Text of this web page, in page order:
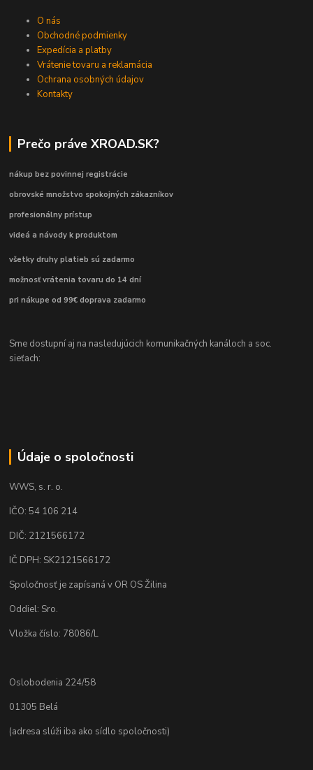
O nás
Obchodné podmienky
Expedícia a platby
Vrátenie tovaru a reklamácia
Ochrana osobných údajov
Kontakty
Prečo práve XROAD.SK?
nákup bez povinnej registrácie
obrovské množstvo spokojných zákazníkov
profesionálny prístup
videá a návody k produktom
všetky druhy platieb sú zadarmo
možnosť vrátenia tovaru do 14 dní
pri nákupe od 99€ doprava zadarmo
Sme dostupní aj na nasledujúcich komunikačných kanáloch a soc.
sieťach:
Údaje o spoločnosti
WWS, s. r. o.
IČO: 54 106 214
DIČ: 2121566172
IČ DPH: SK2121566172
Spoločnosť je zapísaná v OR OS Žilina
Oddiel: Sro.
Vložka číslo: 78086/L
Oslobodenia 224/58
01305 Belá
(adresa slúži iba ako sídlo spoločnosti)